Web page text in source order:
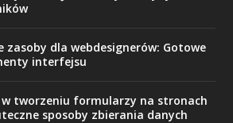
zasoby dla webdesignerów: Gotowe
interfejsu
tworzeniu formularzy na stronach
sposoby zbierania danych